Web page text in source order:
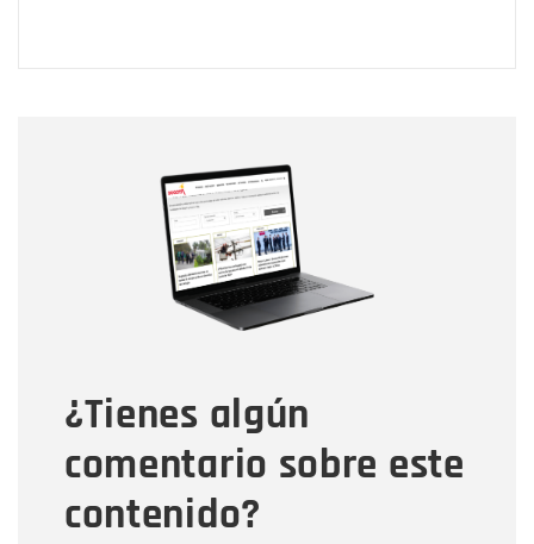
¿Tienes algún
comentario sobre este
contenido?
Correo electrónico
Tipo de comentario
Mensaje